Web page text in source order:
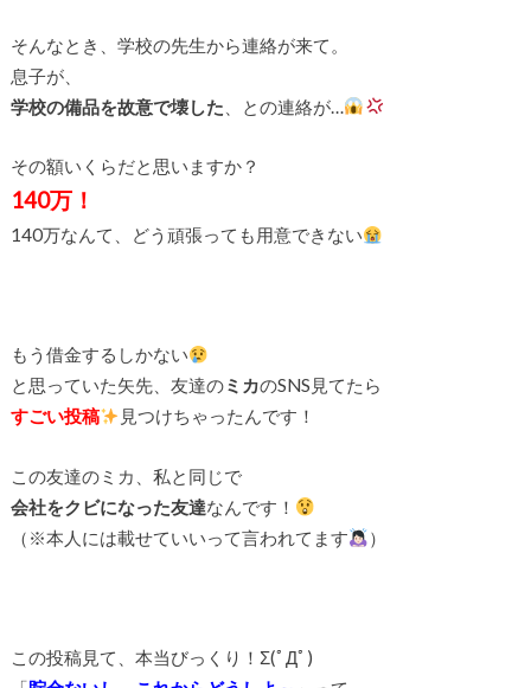
そんなとき、学校の先生から連絡が来て。
息子が、
学校の備品を故意で壊した 、との連絡が…
その額いくらだと思いますか？
140万！
140万なんて、どう頑張っても用意できない
もう借金するしかない
と思っていた矢先、友達のミカのSNS見てたら
すごい投稿
見つけちゃったんです！
この友達のミカ、私と同じで
会社をクビになった友達なんです！
（※本人には載せていいって言われてます
）
この投稿見て、本当びっくり！Σ(ﾟДﾟ)